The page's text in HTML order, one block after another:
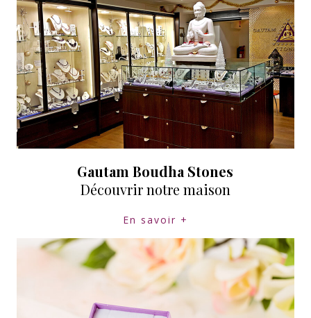
Gautam Boudha Stones
Découvrir notre maison
En savoir +